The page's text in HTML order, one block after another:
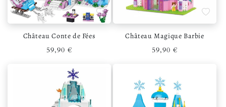
Ajouter à la liste de souhaits
Château Conte de Fées
Prix habituel
59,90 €
Ajouter
Château Magique Barbie
Prix habituel
59,90 €